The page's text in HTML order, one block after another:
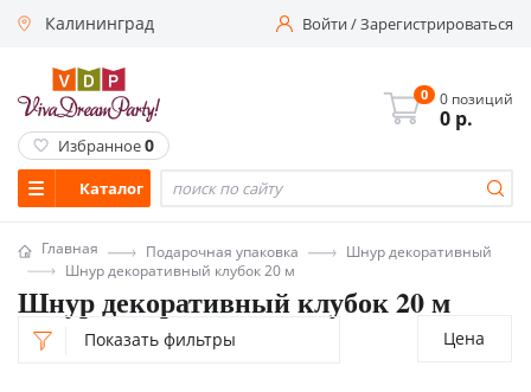
Калининград Войти/Зарегистрироваться
Каталог
0 0 позиций
0 р.
Избранное0
Главная Подарочная упаковка
Шнур декоративный
Шнур декоративный клубок 20 м
Шнур декоративный клубок 20 м
Показать фильтры Цена